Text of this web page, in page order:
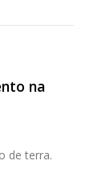
na
de terra.